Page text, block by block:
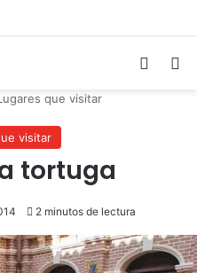
que visitar
visitar
tortuga
2 minutos de lectura